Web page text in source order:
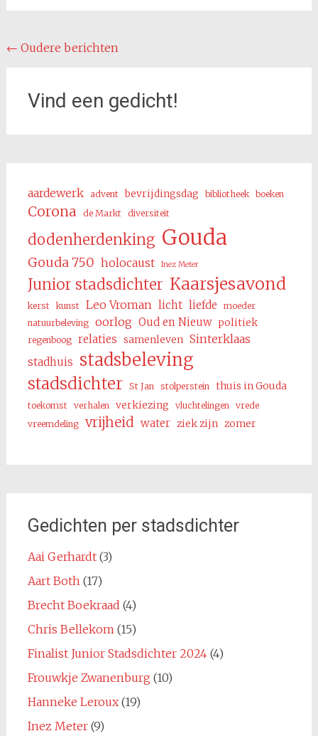
Berichten
← Oudere berichten
Vind een gedicht!
aardewerk advent bevrijdingsdag bibliotheek boeken
Corona de Markt diversiteit
dodenherdenking Gouda
Gouda 750 holocaust Inez Meter
Junior stadsdichter Kaarsjesavond
kerst kunst Leo Vroman licht liefde
moeder
natuurbeleving
oorlog Oud en Nieuw politiek
regenboog relaties samenleven Sinterklaas
stadhuis stadsbeleving
stadsdichter St Jan stolperstein thuis in Gouda
toekomst verhalen verkiezing vluchtelingen
vrede
vreemdeling
vrijheid water ziek zijn zomer
Gedichten per stadsdichter
Aai Gerhardt(3)
Aart Both (17)
Brecht Boekraad (4)
Chris Bellekom (15)
Finalist Junior Stadsdichter 2024(4)
Frouwkje Zwanenburg (10)
Hanneke Leroux(19)
Inez Meter(9)